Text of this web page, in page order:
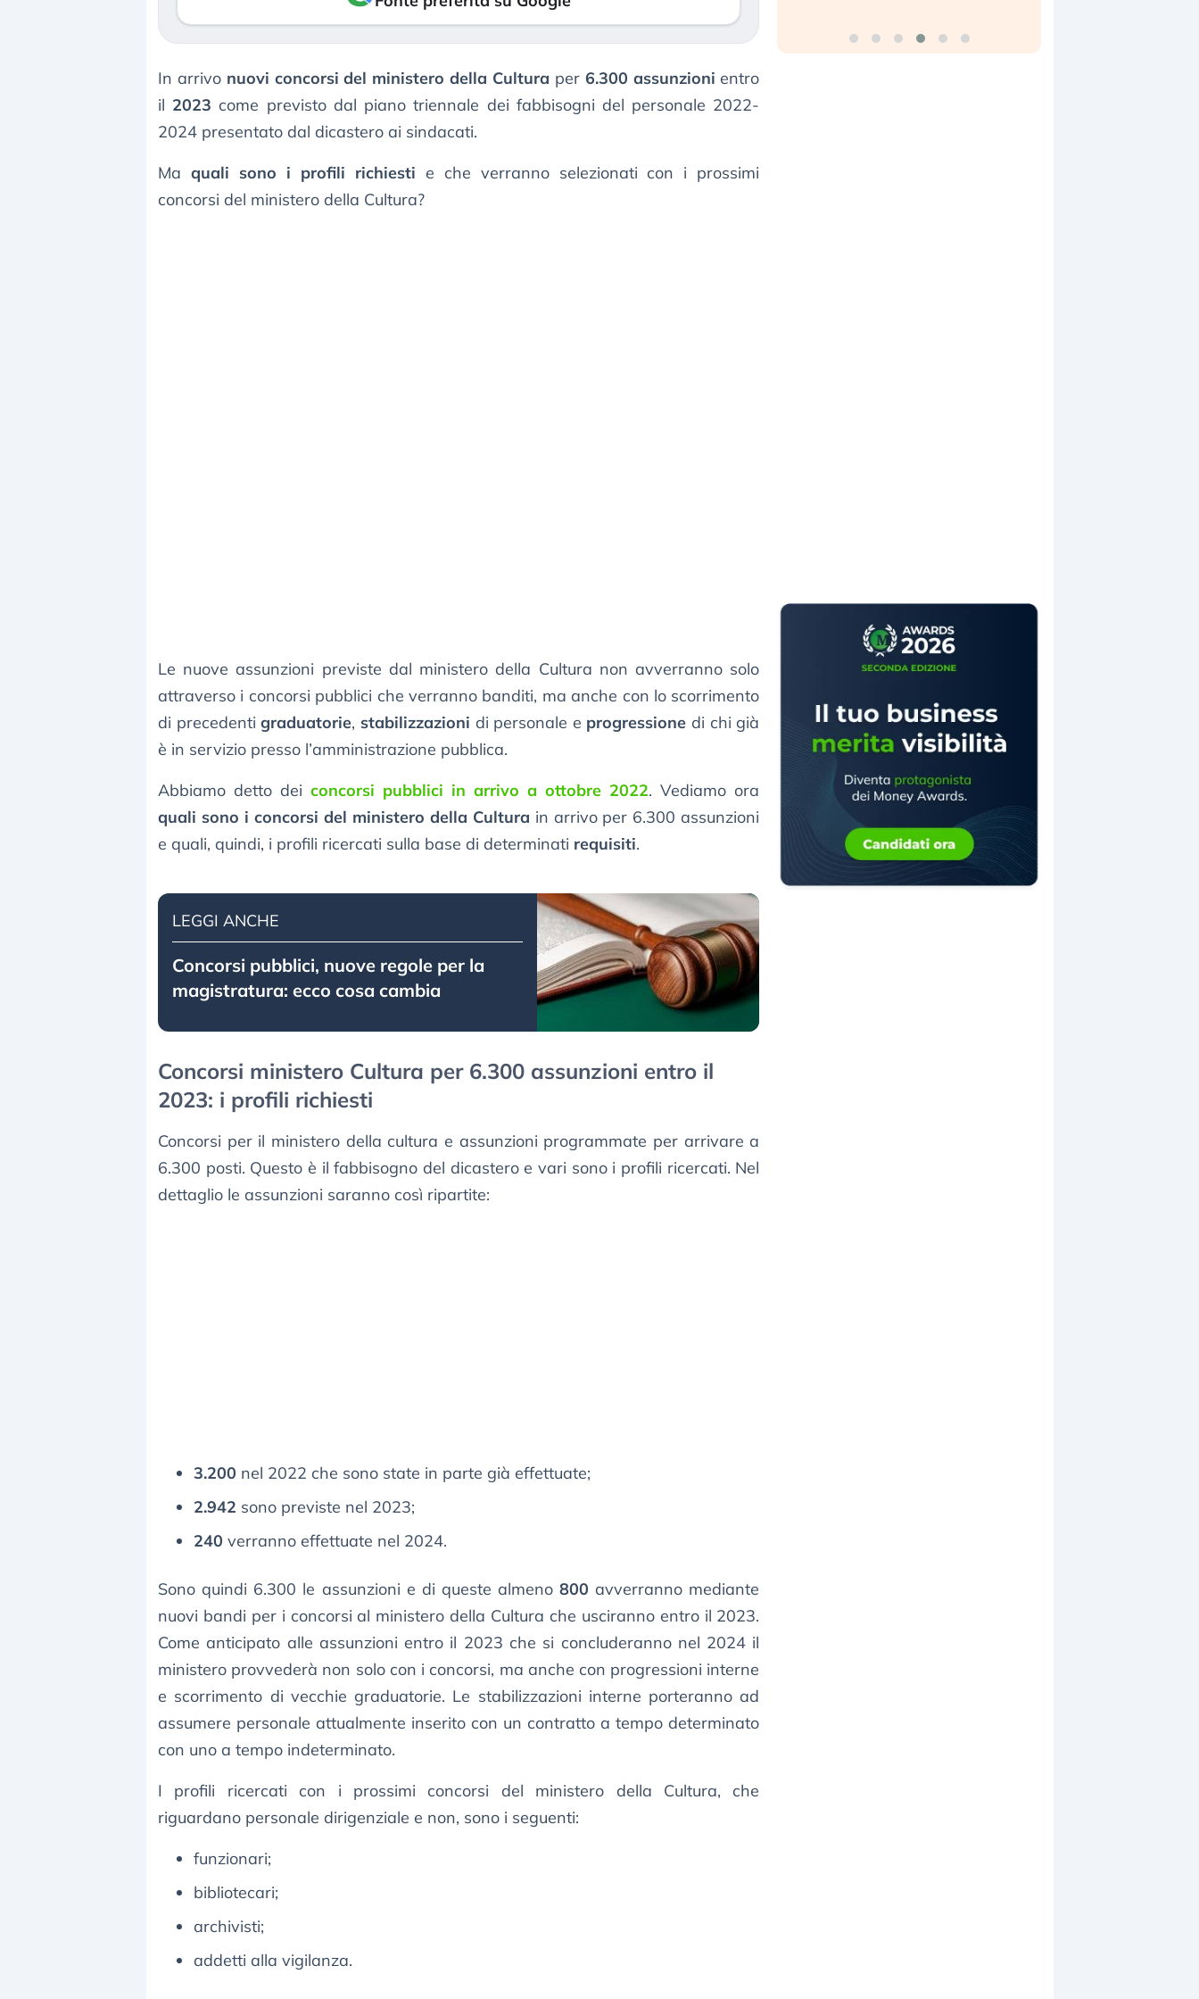
In arrivo nuovi concorsi del ministero della Cultura per 6.300 assunzioni entro
il 2023 come previsto dal piano triennale dei fabbisogni del personale 2022-
2024 presentato dal dicastero ai sindacati.
Ma quali sono i profili richiesti e che verranno selezionati con i prossimi
concorsi del ministero della Cultura?
Le nuove assunzioni previste dal ministero della Cultura non avverranno solo
attraverso i concorsi pubblici che verranno banditi, ma anche con lo scorrimento
di precedentigraduatorie, stabilizzazioni di personale e progressione di chi già
è in servizio presso l’amministrazione pubblica.
Abbiamo detto deiconcorsi pubblici in arrivo a ottobre 2022. Vediamo ora
quali sono i concorsi del ministero della Cultura in arrivo per 6.300 assunzioni
e quali, quindi, i profili ricercati sulla base di determinati requisiti.
LEGGI ANCHE
Concorsi pubblici, nuove regole per la
magistratura: ecco cosa cambia
Concorsi ministero Cultura per 6.300 assunzioni entro il
2023: i profili richiesti
Concorsi per il ministero della cultura e assunzioni programmate per arrivare a
6.300 posti. Questo è il fabbisogno del dicastero e vari sono i profili ricercati. Nel
dettaglio le assunzioni saranno così ripartite:
3.200 nel 2022 che sono state in parte già effettuate;
2.942 sono previste nel 2023;
240 verranno effettuate nel 2024.
Sono quindi 6.300 le assunzioni e di queste almeno800 avverranno mediante
nuovi bandi per i concorsi al ministero della Cultura che usciranno entro il 2023.
Come anticipato alle assunzioni entro il 2023 che si concluderanno nel 2024 il
ministero provvederà non solo con i concorsi, ma anche con progressioni interne
e scorrimento di vecchie graduatorie. Le stabilizzazioni interne porteranno ad
assumere personale attualmente inserito con un contratto a tempo determinato
con uno a tempo indeterminato.
I profili ricercati con i prossimi concorsi del ministero della Cultura, che
riguardano personale dirigenziale e non, sono i seguenti:
funzionari;
bibliotecari;
archivisti;
addetti alla vigilanza.